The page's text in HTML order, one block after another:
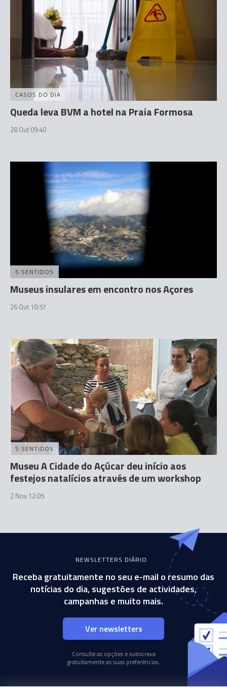
CASOS DO DIA
Queda leva BVM a hotel na Praia Formosa
28 Out 09:40
5 SENTIDOS
Museus insulares em encontro nos Açores
26 Out 10:57
5 SENTIDOS
Museu A Cidade do Açúcar deu início aos
festejos natalícios através de um workshop
2 Nov 12:05
NEWSLETTERS DIÁRIO
Receba gratuitamente no seu e-mail o resumo das
notícias do dia, sugestões de actividades,
campanhas e muito mais.
Ver newsletters
Consulte as opções e subscreva
gratuitamente as suas preferências.